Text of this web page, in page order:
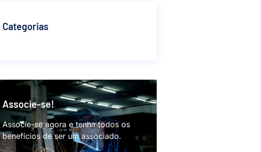
Categorias
Associe-se!
Associe-se agora e tenha todos os
benefícios de ser um associado.